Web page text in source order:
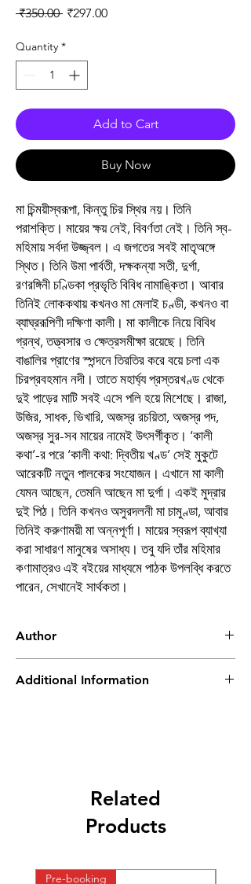
₹350.00 Regular Price
₹297.00Sale Price
Quantity *
Add to Cart
Buy Now
মা চিন্ময়ীস্বরূপা, কিন্তু চির স্থির নয়। তিনি
পরাশক্তি। মায়ের ক্ষয় নেই, বিবর্ণতা নেই। তিনি স্ব-
মহিমায় সর্বদা উজ্জ্বল। এ জগতের সবই মাতৃঅঙ্গে
স্থিত। তিনি উমা পার্বতী, দক্ষকন্যা সতী, দুর্গা,
রণরঙ্গিনী চণ্ডিকা প্রভৃতি বিবিধ নামাঙ্কিতা। আবার
তিনিই লোককথায় কখনও মা মেলাই চণ্ডী, কখনও বা
ব্যাঘ্ররূপিণী দক্ষিণা কালী। মা কালীকে নিয়ে বিবিধ
গ্রন্থ, তত্ত্বসার ও ক্ষেত্রসমীক্ষা রয়েছে। তিনি
বাঙালির প্রাণের স্পন্দনে তিরতির করে বয়ে চলা এক
চিরপ্রবহমান নদী। তাতে মহার্ঘ্য প্রস্তরখণ্ড থেকে
দুই পাড়ের মাটি সবই এসে পলি হয়ে মিশেছে। রাজা,
উজির, সাধক, ভিখারি, অজস্র রচয়িতা, অজস্র পদ,
অজস্র সুর-সব মায়ের নামেই উৎসর্গীকৃত। ‘কালী
কথা’-র পরে ‘কালী কথা: দ্বিতীয় খণ্ড’ সেই মুকুটে
আরেকটি নতুন পালকের সংযোজন। এখানে মা কালী
যেমন আছেন, তেমনি আছেন মা দুর্গা। একই মুদ্রার
দুই পিঠ। তিনি কখনও অসুরদলনী মা চামুণ্ডা, আবার
তিনিই করুণাময়ী মা অন্নপূর্ণা। মায়ের স্বরূপ ব্যাখ্যা
করা সাধারণ মানুষের অসাধ্য। তবু যদি তাঁর মহিমার
কণামাত্রও এই বইয়ের মাধ্যমে পাঠক উপলব্ধি করতে
পারেন, সেখানেই সার্থকতা।
Author
Additional Information
Hardcover
2026
Related
Products
Pre-booking